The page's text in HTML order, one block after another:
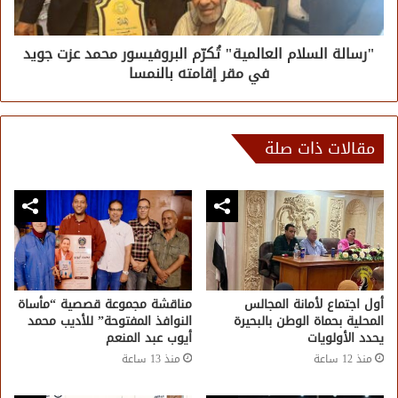
"رسالة السلام العالمية" تُكرّم البروفيسور محمد عزت جويد
في مقر إقامته بالنمسا
مقالات ذات صلة
أول اجتماع لأمانة المجالس
المحلية بحماة الوطن بالبحيرة
يحدد الأولويات
منذ 12 ساعة
مناقشة مجموعة قصصية “مأساة
النوافذ المفتوحة” للأديب محمد
أيوب عبد المنعم
منذ 13 ساعة